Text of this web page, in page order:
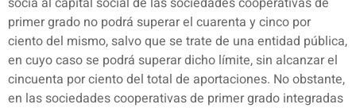
primer grado no podrá superar el cuarenta y cinco por
ciento del mismo, salvo que se trate de una entidad pública,
en cuyo caso se podrá superar dicho límite, sin alcanzar el
cincuenta por ciento del total de aportaciones. No obstante,
en las sociedades cooperativas de primer grado integradas